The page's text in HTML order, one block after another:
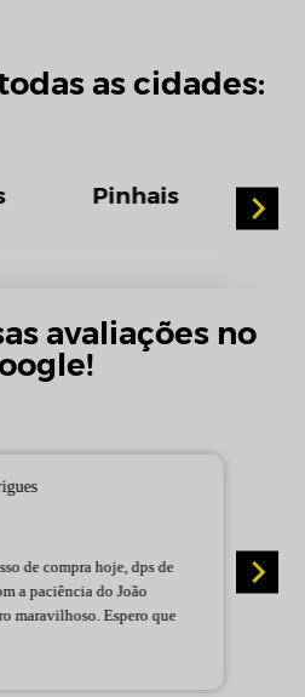
as cidades:
Pinhais
avaliações no
de compra hoje, dps de
a paciência do João
maravilhoso. Espero que